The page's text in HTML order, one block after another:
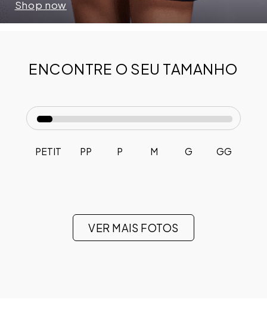
Shop now
ENCONTRE O SEU TAMANHO
PETIT PP P M G GG
VER MAIS FOTOS